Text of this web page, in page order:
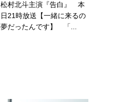
松村北斗主演『告白』 本
日21時放送【一緒に来るの
夢だったんです】 「...